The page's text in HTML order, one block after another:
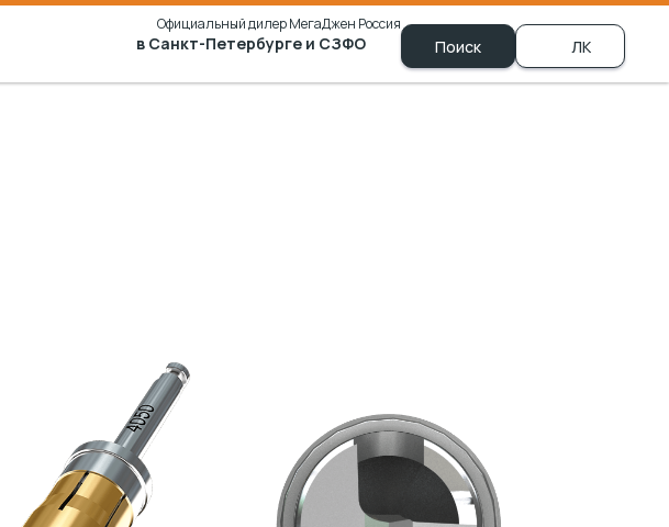
Официальный дилер МегаДжен Россия
в Санкт-Петербурге и СЗФО
+7 (981) 790-00-69
Поиск ЛК